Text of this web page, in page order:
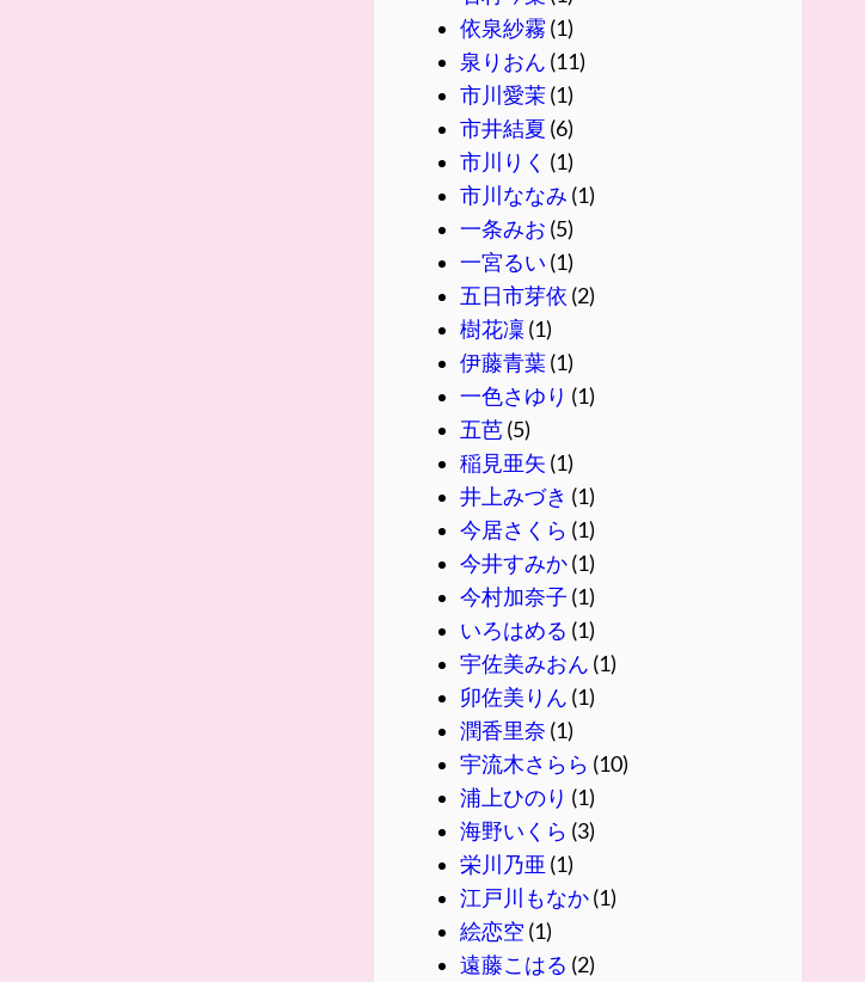
依泉紗霧 (1)
泉りおん (11)
市川愛茉(1)
市井結夏 (6)
市川りく (1)
市川ななみ (1)
一条みお (5)
一宮るい (1)
五日市芽依 (2)
樹花凜(1)
伊藤青葉(1)
一色さゆり (1)
五芭(5)
稲見亜矢 (1)
井上みづき (1)
今居さくら (1)
今井すみか(1)
今村加奈子 (1)
いろはめる (1)
宇佐美みおん (1)
卯佐美りん (1)
潤香里奈 (1)
宇流木さらら (10)
浦上ひのり (1)
海野いくら (3)
栄川乃亜 (1)
江戸川もなか(1)
絵恋空 (1)
遠藤こはる (2)